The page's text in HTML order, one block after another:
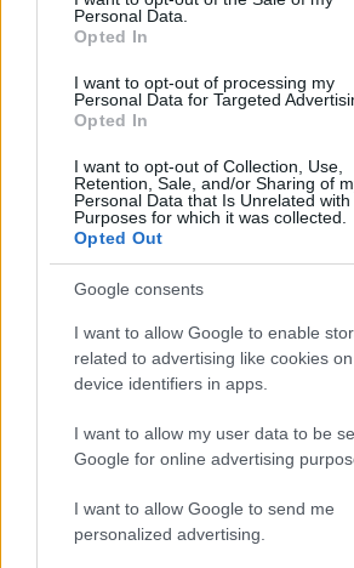
Personal Data.
Opted In
I want to opt-out of processing my
Personal Data for Targeted
Opted In
I want to opt-out of Collection, Use,
Retention, Sale, and/or Sharing of
Personal Data that Is Unrelated
Purposes for which it was collected.
Opted Out
Google consents
I want to allow Google to enable
related to advertising like cookies
device identifiers in apps.
I want to allow my user data to be
Google for online advertising
I want to allow Google to send me
personalized advertising.
JÁVOR
szinhazhu•2004. április 14.
"JÁVOR"- színpadi játék -Jávor Pál
levelei alapjánírta és